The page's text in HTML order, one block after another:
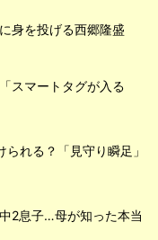
身を投げる西郷隆盛
スマートタグが入る
れる？「見守り瞬足」
2息子…母が知った本当